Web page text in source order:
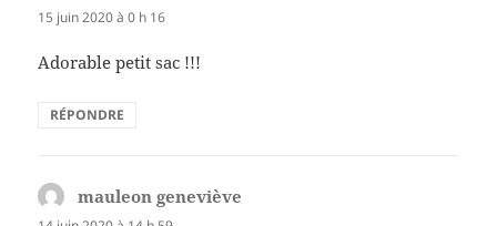
15 juin 2020 à 0 h 16
Adorable petit sac !!!
RÉPONDRE
mauleon geneviève